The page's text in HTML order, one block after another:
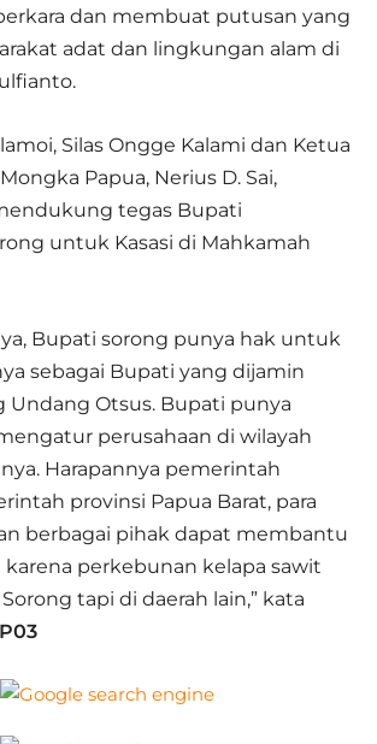
dan membuat putusan yang
adat dan lingkungan alam di
Silas Ongge Kalami dan Ketua
Papua, Nerius D. Sai,
tegas Bupati
untuk Kasasi di Mahkamah
Bupati sorong punya hak untuk
sebagai Bupati yang dijamin
Undang Otsus. Bupati punya
perusahaan di wilayah
Harapannya pemerintah
provinsi Papua Barat, para
berbagai pihak dapat membantu
perkebunan kelapa sawit
tapi di daerah lain,” kata